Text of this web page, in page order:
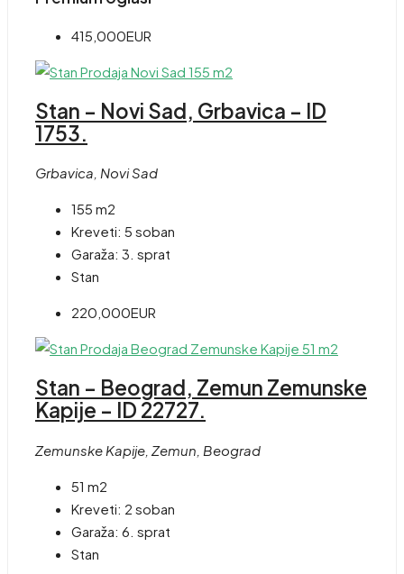
415,000EUR
Stan – Novi Sad, Grbavica – ID
1753.
Grbavica, Novi Sad
155 m2
Kreveti: 5 soban
Garaža: 3. sprat
Stan
220,000EUR
Stan – Beograd, Zemun Zemunske
Kapije – ID 22727.
Zemunske Kapije, Zemun, Beograd
51 m2
Kreveti: 2 soban
Garaža: 6. sprat
Stan